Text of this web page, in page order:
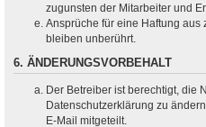
zugunsten der Mitarbeiter und
Ansprüche für eine Haftung
bleiben unberührt.
6. ÄNDERUNGSVORBEHALT
Der Betreiber ist berechtigt, die
Datenschutzerklärung zu
E-Mail mitgeteilt.